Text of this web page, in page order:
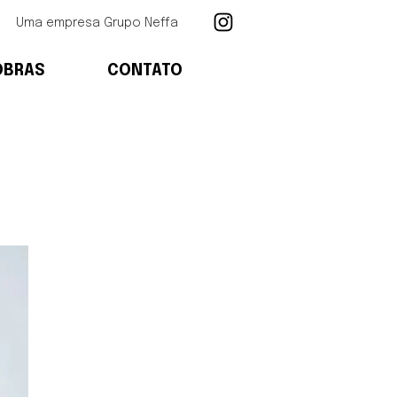
Uma empresa Grupo Neffa
CONTATO